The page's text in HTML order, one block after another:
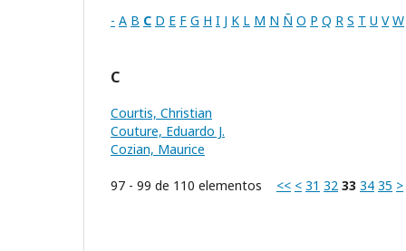
- A B C D E F G H I J K L M N Ñ O P Q R S T U V W
C
Courtis, Christian
Couture, Eduardo J.
Cozian, Maurice
97 - 99 de 110 elementos << < 31 32 33 34 35 >